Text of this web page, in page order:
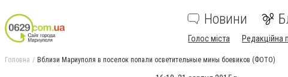
Новини
Голос міста Редакційна
Головна Вблизи Мариуполя в поселок попали осветительные мины боевиков (ФОТО)